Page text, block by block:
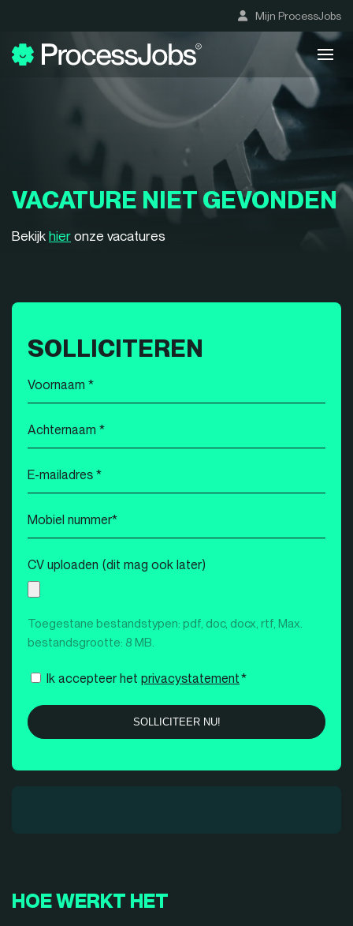
Mijn ProcessJobs
VACATURE NIET GEVONDEN
Bekijk hier onze vacatures
SOLLICITEREN
Voornaam
*
Achternaam
*
E-
mailadres
*
Mobiel
nummer
*
CV uploaden (dit mag ook later)
Toegestane bestandstypen: pdf, doc, docx, rtf, Max.
bestandsgrootte: 8 MB.
Instemming
Ik accepteer het privacystatement*
HOE WERKT HET